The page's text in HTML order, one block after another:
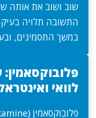
שוב ושוב את אותה
התשובה תלויה
במשך התסמינים,
לוואי